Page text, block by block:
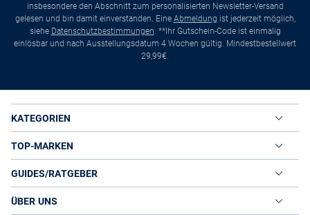
insbesondere den Abschnitt zum personalisierten Newsletter-Versand
gelesen und bin damit einverstanden. Eine Abmeldung ist jederzeit möglich,
siehe Datenschutzbestimmungen. **Ihr Gutschein-Code ist einmalig
einlösbar und nach Ausstellungsdatum 4 Wochen gültig. Mindestbestellwert
29,99€.
KATEGORIEN
TOP-MARKEN
GUIDES/RATGEBER
ÜBER UNS